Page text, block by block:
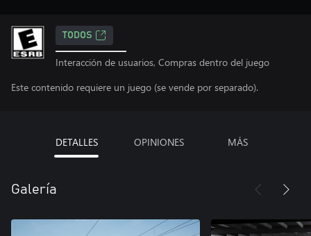
TODOS
Interacción de usuarios, Compras dentro del juego
Este contenido requiere un juego (se vende por separado).
DETALLES OPINIONES MÁS
Galería